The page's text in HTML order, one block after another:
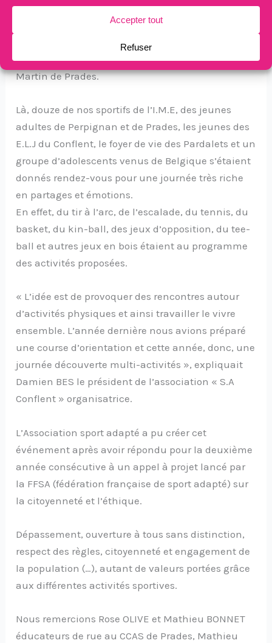
En collaboration avec le CCAS et L’E.L.J Conflent
Canigo, nous avons organisé le lundi 17 juillet un
raid sportif où pas moins de quatre-vingts jeunes
s’étaient réunis sur le site de la plaine Saint-
Martin de Prades.
Là, douze de nos sportifs de l’I.M.E, des jeunes
adultes de Perpignan et de Prades, les jeunes des
E.L.J du Conflent, le foyer de vie des Pardalets et un
groupe d’adolescents venus de Belgique s’étaient
donnés rendez-vous pour une journée très riche
en partages et émotions.
En effet, du tir à l’arc, de l’escalade, du tennis, du
basket, du kin-ball, des jeux d’opposition, du tee-
ball et autres jeux en bois étaient au programme
des activités proposées.
« L’idée est de provoquer des rencontres autour
d’activités physiques et ainsi travailler le vivre
ensemble. L’année dernière nous avions préparé
une course d’orientation et cette année, donc, une
journée découverte multi-activités », expliquait
Damien BES le président de l’association « S.A
Conflent » organisatrice.
L’Association sport adapté a pu créer cet
événement après avoir répondu pour la deuxième
année consécutive à un appel à projet lancé par
la FFSA (fédération française de sport adapté) sur
la citoyenneté et l’éthique.
Dépassement, ouverture à tous sans distinction,
respect des règles, citoyenneté et engagement de
la population (…), autant de valeurs portées grâce
aux différentes activités sportives.
Nous remercions Rose OLIVE et Mathieu BONNET
éducateurs de rue au CCAS de Prades, Mathieu